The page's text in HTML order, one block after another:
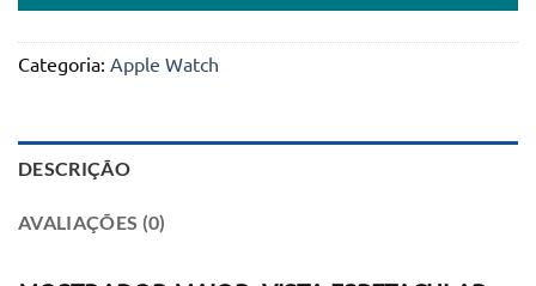
Categoria: Apple Watch
DESCRIÇÃO
AVALIAÇÕES (0)